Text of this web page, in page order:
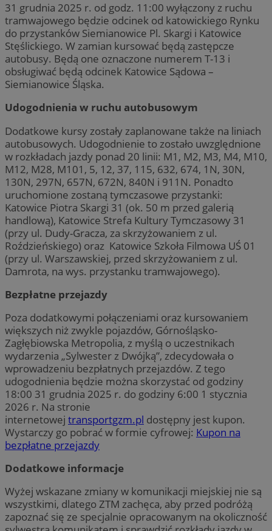
31 grudnia 2025 r. od godz. 11:00 wyłączony z ruchu
tramwajowego będzie odcinek od katowickiego Rynku
do przystanków Siemianowice Pl. Skargi i Katowice
Stęślickiego. W zamian kursować będą zastępcze
autobusy. Będą one oznaczone numerem T-13 i
obsługiwać będą odcinek Katowice Sądowa –
Siemianowice Śląska.
Udogodnienia w ruchu autobusowym
Dodatkowe kursy zostały zaplanowane także na liniach
autobusowych. Udogodnienie to zostało uwzględnione
w rozkładach jazdy ponad 20 linii: M1, M2, M3, M4, M10,
M12, M28, M101, 5, 12, 37, 115, 632, 674, 1N, 30N,
130N, 297N, 657N, 672N, 840N i 911N. Ponadto
uruchomione zostaną tymczasowe przystanki:
Katowice Piotra Skargi 31 (ok. 50 m przed galerią
handlową), Katowice Strefa Kultury Tymczasowy 31
(przy ul. Dudy-Gracza, za skrzyżowaniem z ul.
Roździeńskiego) oraz Katowice Szkoła Filmowa UŚ 01
(przy ul. Warszawskiej, przed skrzyżowaniem z ul.
Damrota, na wys. przystanku tramwajowego).
Bezpłatne przejazdy
Poza dodatkowymi połączeniami oraz kursowaniem
większych niż zwykle pojazdów, Górnośląsko-
Zagłębiowska Metropolia, z myślą o uczestnikach
wydarzenia „Sylwester z Dwójką”, zdecydowała o
wprowadzeniu bezpłatnych przejazdów. Z tego
udogodnienia będzie można skorzystać od godziny
18:00 31 grudnia 2025 r. do godziny 6:00 1 stycznia
2026 r. Na stronie
internetowej transportgzm.pl dostępny jest kupon.
Wystarczy go pobrać w formie cyfrowej: Kupon na
bezpłatne przejazdy
Dodatkowe informacje
Wyżej wskazane zmiany w komunikacji miejskiej nie są
wszystkimi, dlatego ZTM zachęca, aby przed podróżą
zapoznać się ze specjalnie opracowanym na okoliczność